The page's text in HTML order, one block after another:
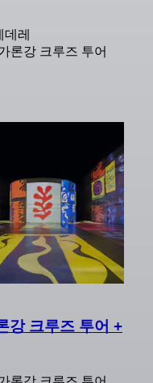
레
론강 크루즈 투어
강 크루즈 투어 +